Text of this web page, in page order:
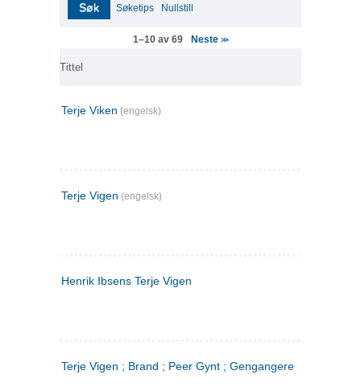
Søk Søketips Nullstill
1–10 av 69 Neste>>
Tittel
Terje Viken (engelsk)
Terje Vigen (engelsk)
Henrik Ibsens Terje Vigen
Terje Vigen ; Brand ; Peer Gynt ; Gengangere